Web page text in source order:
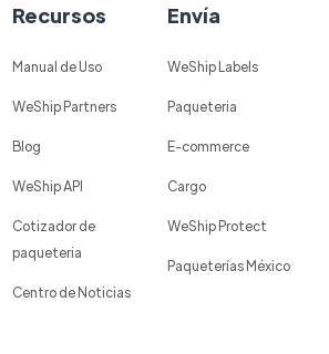
Recursos
Manual de Uso
WeShip Partners
Blog
WeShip API
Cotizador de
paqueteria
Centro de Noticias
Envía
WeShip Labels
Paqueteria
E-commerce
Cargo
WeShip Protect
Paqueterías México